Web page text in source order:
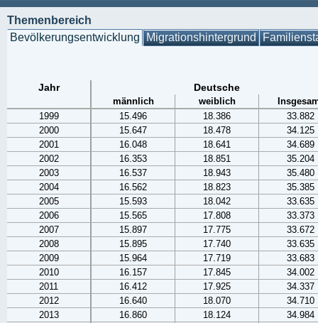
Themenbereich
Bevölkerungsentwicklung Migrationshintergrund
Jahr Deutsche
männlich weiblich
1999
15.496 18.386
33.882
2000
15.647 18.478
34.125
2001
16.048 18.641
34.689
2002
16.353 18.851
35.204
2003
16.537 18.943
35.480
2004
16.562 18.823
35.385
2005
15.593 18.042
33.635
2006
15.565 17.808
33.373
2007
15.897 17.775
33.672
2008
15.895 17.740
33.635
2009
15.964 17.719
33.683
2010
16.157 17.845
34.002
2011
16.412 17.925
34.337
2012
16.640 18.070
34.710
2013
16.860 18.124
34.984